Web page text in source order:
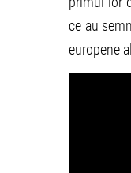
ce au
europene